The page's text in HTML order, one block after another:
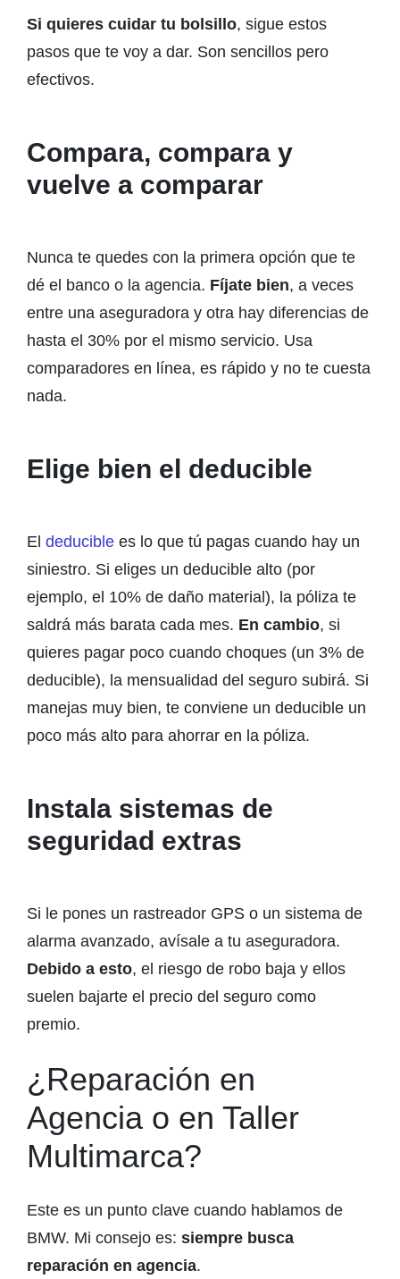
Si quieres cuidar tu bolsillo, sigue estos
pasos que te voy a dar. Son sencillos pero
efectivos.
Compara, compara y
vuelve a comparar
Nunca te quedes con la primera opción que te
dé el banco o la agencia. Fíjate bien, a veces
entre una aseguradora y otra hay diferencias de
hasta el 30% por el mismo servicio. Usa
comparadores en línea, es rápido y no te cuesta
nada.
Elige bien el deducible
El deducible es lo que tú pagas cuando hay un
siniestro. Si eliges un deducible alto (por
ejemplo, el 10% de daño material), la póliza te
saldrá más barata cada mes. En cambio, si
quieres pagar poco cuando choques (un 3% de
deducible), la mensualidad del seguro subirá. Si
manejas muy bien, te conviene un deducible un
poco más alto para ahorrar en la póliza.
Instala sistemas de
seguridad extras
Si le pones un rastreador GPS o un sistema de
alarma avanzado, avísale a tu aseguradora.
Debido a esto, el riesgo de robo baja y ellos
suelen bajarte el precio del seguro como
premio.
¿Reparación en
Agencia o en Taller
Multimarca?
Este es un punto clave cuando hablamos de
BMW. Mi consejo es: siempre busca
reparación en agencia.